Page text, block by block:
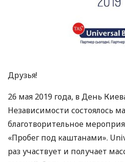
Друзья!
26 мая 2019 года, в День
Независимости состоялось
благотворительное
«Пробег под каштанами».
раз участвует и получает